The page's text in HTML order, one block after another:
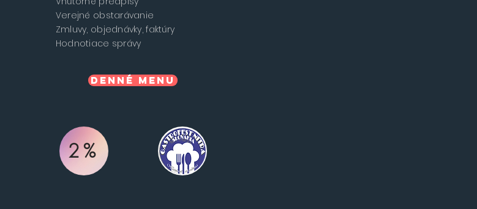
Verejné obstarávanie
Zmluvy, objednávky, faktúry
Hodnotiace správy
Denné menu
2%